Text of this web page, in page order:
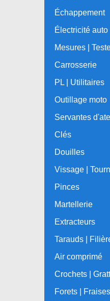
Échappement
Électricité auto
Mesures |
Carrosserie
PL | Utilitaires
Outillage moto
Servantes
Clés
Douilles
Vissage |
Pinces
Martellerie
Extracteurs
Tarauds |
Air comprimé
Crochets |
Forets | Fraises